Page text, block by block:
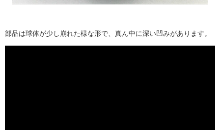
部品は球体が少し崩れた様な形で、真ん中に深い凹みがあります。